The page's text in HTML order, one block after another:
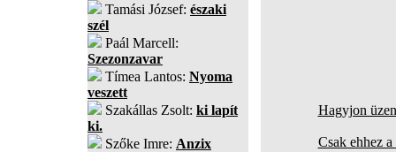
Tamási József: északi
szél
Paál Marcell:
Szezonzavar
Tímea Lantos: Nyoma
veszett
Szakállas Zsolt: ki lapít
ki.
Szőke Imre: Anzix
Hagyjon
Csak ehhez